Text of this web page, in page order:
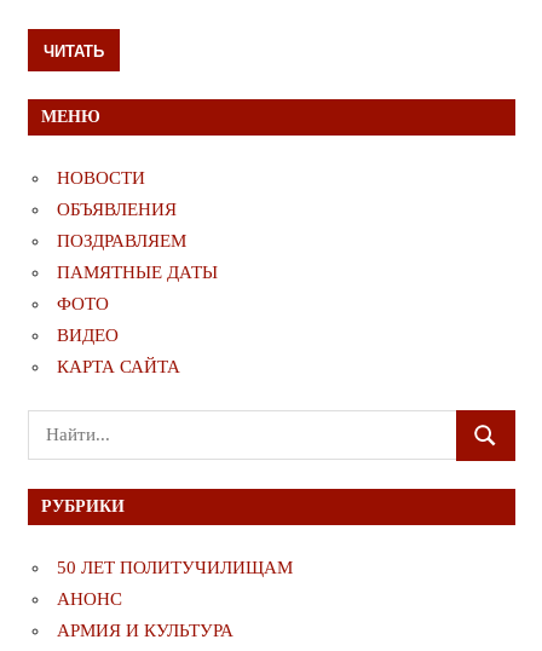
ЧИТАТЬ
МЕНЮ
НОВОСТИ
ОБЪЯВЛЕНИЯ
ПОЗДРАВЛЯЕМ
ПАМЯТНЫЕ ДАТЫ
ФОТО
ВИДЕО
КАРТА САЙТА
Поиск
для:
ПОИСК
РУБРИКИ
50 ЛЕТ ПОЛИТУЧИЛИЩАМ
АНОНС
АРМИЯ И КУЛЬТУРА